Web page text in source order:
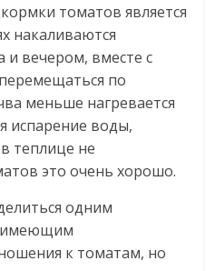
томатов является
накаливаются
и вечером, вместе с
по
меньше нагревается
испарение воды,
теплице не
это очень хорошо.
одним
имеющим
к томатам, но